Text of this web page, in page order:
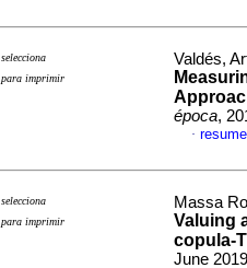
selecciona
para imprimir
Valdés,
época,
·
selecciona
para imprimir
Massa
Valuing
copula-
June